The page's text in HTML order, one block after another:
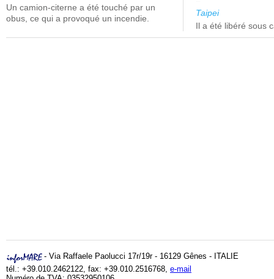
Un camion-citerne a été touché par un
obus, ce qui a provoqué un incendie.
Taipei
Il a été libéré sous
- Via Raffaele Paolucci 17r/19r - 16129 Gênes - ITALIE
tél.: +39.010.2462122, fax: +39.010.2516768, e-mail